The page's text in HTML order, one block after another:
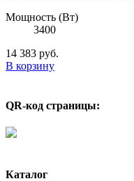
Мощность (Вт)
3400
14 383 руб.
В корзину
QR-код страницы:
Каталог